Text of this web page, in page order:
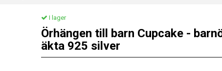
I lager
Örhängen till barn Cupcake -
äkta 925 silver